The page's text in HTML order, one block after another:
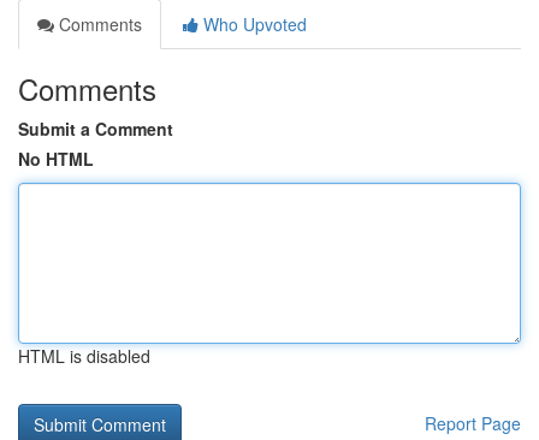
Comments
Who Upvoted
Comments
Submit a Comment
No HTML
HTML is disabled
Report Page